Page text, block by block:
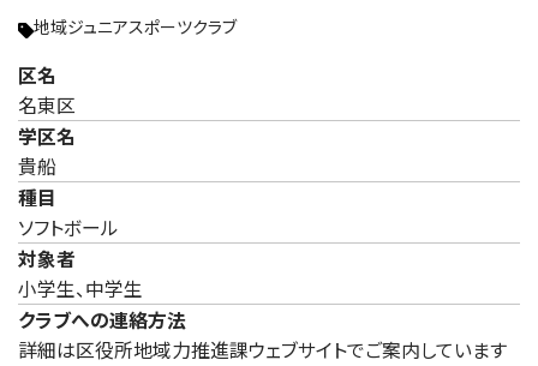
地域ジュニアスポーツクラブ
区名
名東区
学区名
貴船
種目
ソフトボール
対象者
小学生、中学生
クラブへの連絡方法
詳細は区役所地域力推進課ウェブサイトでご案内しています